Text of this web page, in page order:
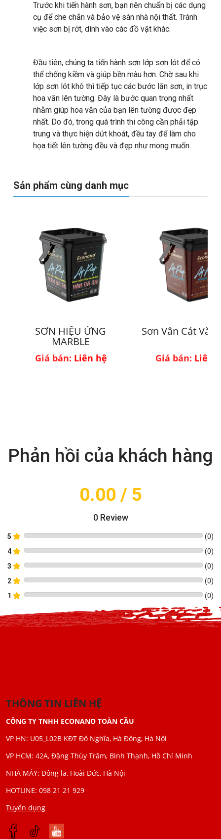
Trước khi tiến hành sơn, bạn nên chuẩn bị các dụng
cụ để che chắn và bảo vệ sàn nhà nội thất. Tránh
việc sơn bị rớt, dính vào các đồ vật khác.
Đầu tiên, chúng ta tiến hành sơn lớp sơn lót để có
thể chống kiềm và giúp bền màu hơn. Chờ sau khi
lớp sơn lót khô thì tiếp tục các bước lăn sơn, in trục
hoa văn lên tường. Đây là bước quan trọng nhất
nhằm giúp hoa văn của bạn lên tường được đẹp
nhất. Do đó, trong quá trình thi công cần phải tập
trung và thực hiện dứt khoát, đều tay để làm cho
họa tiết lên tường đều và đẹp như mong muốn.
Sản phẩm cùng danh mục
SƠN HIỆU ỨNG
MARBLE
Giá bán: Liên hệ
Sơn Vân Cát
Giá bán: Liên
Phản hồi của khách hàng
0.00 / 5
0Review
5 (0)
4
(0)
3
(0)
2
(0)
1
(0)
THÔNG TIN LIÊN HỆ
CÔNG TY TNHH ECONANO TOÀN CẦU
VP HN: U05_L02B KĐT Đô Nghĩa, Hà Đông, Hà Nội
VP HCM: 42A, Đặng Thùy Trâm, Bình Thạnh, Hồ Chí Minh
NHÀ MÁY: Đông la, Hoài Đức, Hà Nội
HOTLINE: 098 21 21 929
Tuyển dụng